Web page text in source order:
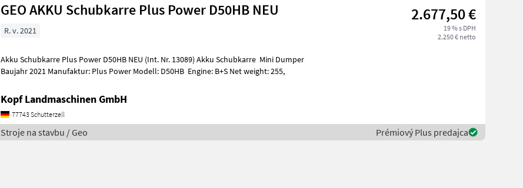
GEO AKKU Schubkarre Plus Power D50HB NEU 2.677,50 €
19 % s DPH
2.250 € netto
R. v. 2021
Akku Schubkarre Plus Power D50HB NEU (Int. Nr. 13089) Akku Schubkarre Mini Dumper
Baujahr 2021 Manufaktur: Plus Power Modell: D50HB Engine: B+S Net weight: 255,
Kopf Landmaschinen GmbH
77743 Schutterzell
Stroje na stavbu / Geo Prémiový Plus predajca